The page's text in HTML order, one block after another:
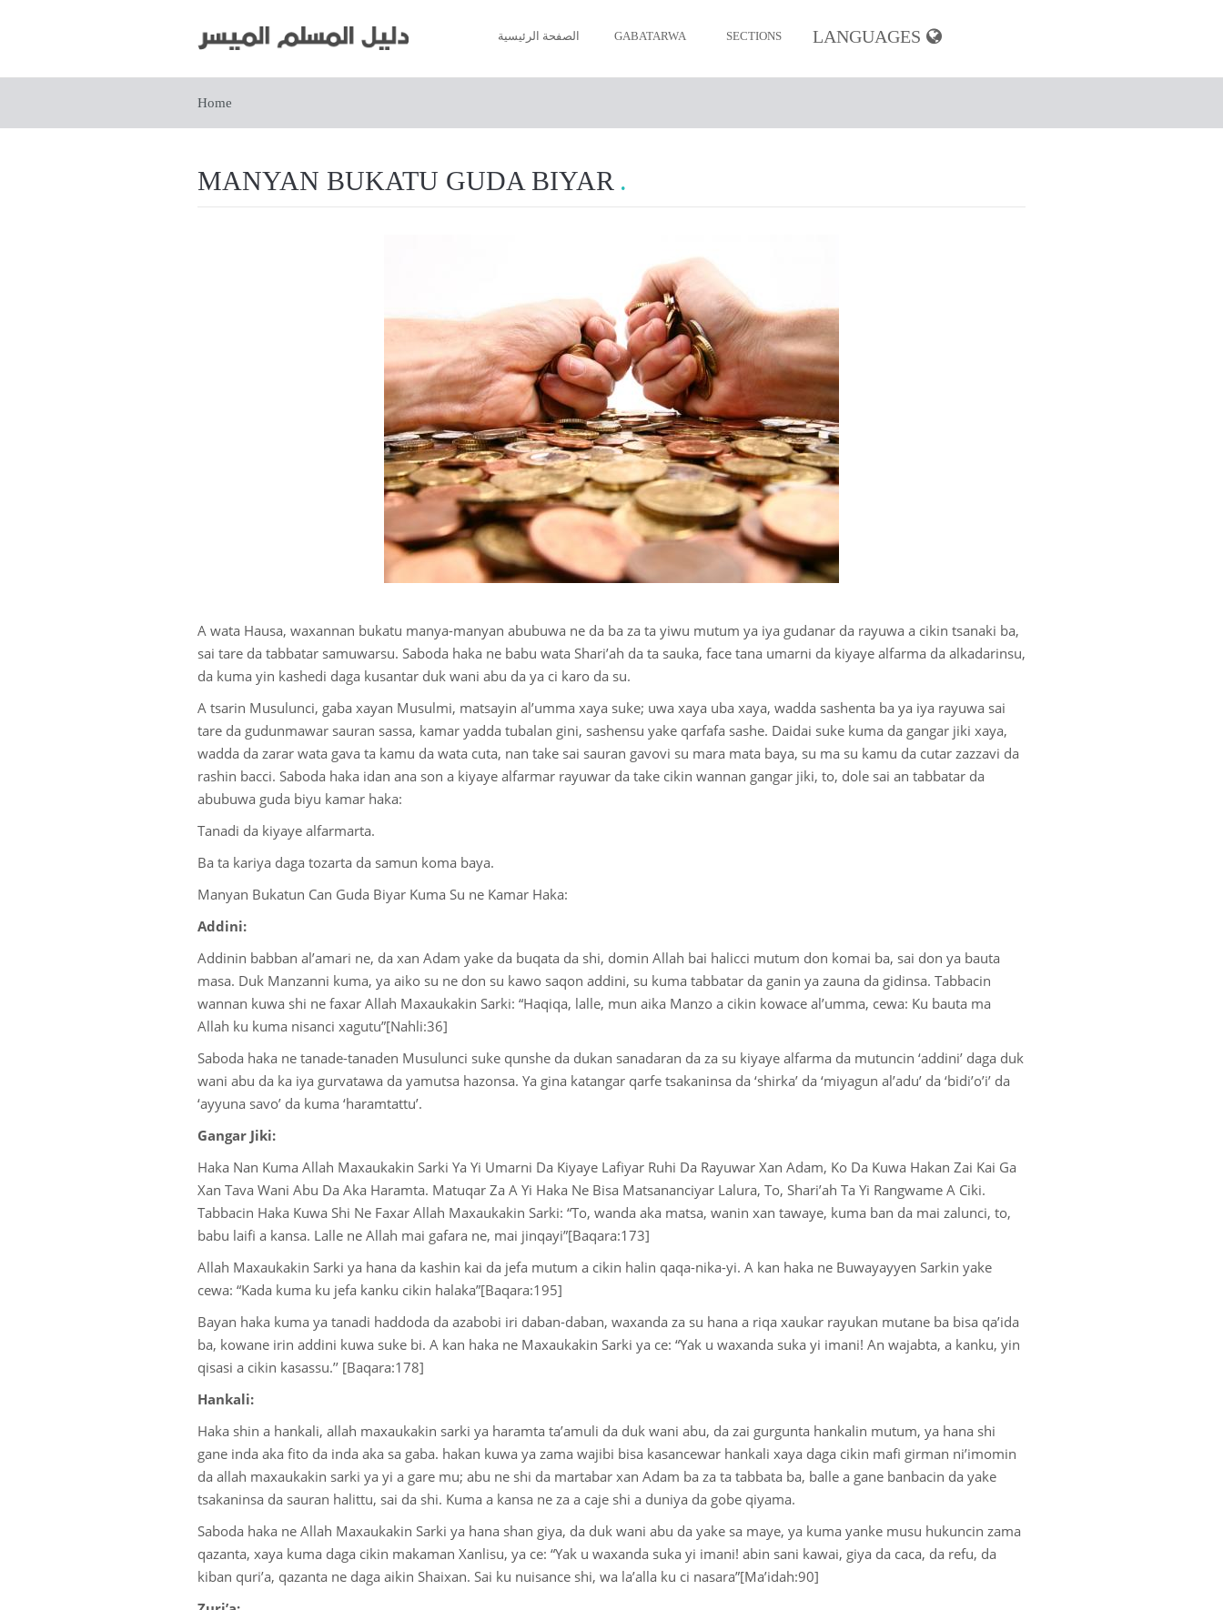
الصفحة الرئيسية GABATARWA SECTIONS
Hajji
Mutuwa da Janá’iza
Kyawawan Halayen Musulmi
Hulxoxin Kuxi
Abinci
Musulmin Gida
Addu’o’i da Zikirori
LANGUAGES
Home
MANYAN BUKATU GUDA BIYAR
A wata Hausa, waxannan bukatu manya-manyan abubuwa ne da ba za ta yiwu mutum ya iya gudanar da rayuwa a cikin tsanaki ba,
sai tare da tabbatar samuwarsu. Saboda haka ne babu wata Shari’ah da ta sauka, face tana umarni da kiyaye alfarma da alkadarinsu,
da kuma yin kashedi daga kusantar duk wani abu da ya ci karo da su.
A tsarin Musulunci, gaba xayan Musulmi, matsayin al’umma xaya suke; uwa xaya uba xaya, wadda sashenta ba ya iya rayuwa sai
tare da gudunmawar sauran sassa, kamar yadda tubalan gini, sashensu yake qarfafa sashe. Daidai suke kuma da gangar jiki xaya,
wadda da zarar wata gava ta kamu da wata cuta, nan take sai sauran gavovi su mara mata baya, su ma su kamu da cutar zazzavi da
rashin bacci. Saboda haka idan ana son a kiyaye alfarmar rayuwar da take cikin wannan gangar jiki, to, dole sai an tabbatar da
abubuwa guda biyu kamar haka:
Tanadi da kiyaye alfarmarta.
Ba ta kariya daga tozarta da samun koma baya.
Manyan Bukatun Can Guda Biyar Kuma Su ne Kamar Haka:
Addini:
Addinin babban al’amari ne, da xan Adam yake da buqata da shi, domin Allah bai halicci mutum don komai ba, sai don ya bauta
masa. Duk Manzanni kuma, ya aiko su ne don su kawo saqon addini, su kuma tabbatar da ganin ya zauna da gidinsa. Tabbacin
wannan kuwa shi ne faxar Allah Maxaukakin Sarki: “Haqiqa, lalle, mun aika Manzo a cikin kowace al’umma, cewa: Ku bauta ma
Allah ku kuma nisanci xagutu”[Nahli:36]
Saboda haka ne tanade-tanaden Musulunci suke qunshe da dukan sanadaran da za su kiyaye alfarma da mutuncin ‘addini’ daga duk
wani abu da ka iya gurvatawa da yamutsa hazonsa. Ya gina katangar qarfe tsakaninsa da ‘shirka’ da ‘miyagun al’adu’ da ‘bidi’o’i’ da
‘ayyuna savo’ da kuma ‘haramtattu’.
Gangar Jiki:
Haka Nan Kuma Allah Maxaukakin Sarki Ya Yi Umarni Da Kiyaye Lafiyar Ruhi Da Rayuwar Xan Adam, Ko Da Kuwa Hakan Zai Kai Ga
Xan Tava Wani Abu Da Aka Haramta. Matuqar Za A Yi Haka Ne Bisa Matsananciyar Lalura, To, Shari’ah Ta Yi Rangwame A Ciki.
Tabbacin Haka Kuwa Shi Ne Faxar Allah Maxaukakin Sarki: “To, wanda aka matsa, wanin xan tawaye, kuma ban da mai zalunci, to,
babu laifi a kansa. Lalle ne Allah mai gafara ne, mai jinqayi”[Baqara:173]
Allah Maxaukakin Sarki ya hana da kashin kai da jefa mutum a cikin halin qaqa-nika-yi. A kan haka ne Buwayayyen Sarkin yake
cewa: “Kada kuma ku jefa kanku cikin halaka”[Baqara:195]
Bayan haka kuma ya tanadi haddoda da azabobi iri daban-daban, waxanda za su hana a riqa xaukar rayukan mutane ba bisa qa’ida
ba, kowane irin addini kuwa suke bi. A kan haka ne Maxaukakin Sarki ya ce: “Yak u waxanda suka yi imani! An wajabta, a kanku, yin
qisasi a cikin kasassu.’’ [Baqara:178]
Hankali:
Haka shin a hankali, allah maxaukakin sarki ya haramta ta’amuli da duk wani abu, da zai gurgunta hankalin mutum, ya hana shi
gane inda aka fito da inda aka sa gaba. hakan kuwa ya zama wajibi bisa kasancewar hankali xaya daga cikin mafi girman ni’imomin
da allah maxaukakin sarki ya yi a gare mu; abu ne shi da martabar xan Adam ba za ta tabbata ba, balle a gane banbacin da yake
tsakaninsa da sauran halittu, sai da shi. Kuma a kansa ne za a caje shi a duniya da gobe qiyama.
Saboda haka ne Allah Maxaukakin Sarki ya hana shan giya, da duk wani abu da yake sa maye, ya kuma yanke musu hukuncin zama
qazanta, xaya kuma daga cikin makaman Xanlisu, ya ce: “Yak u waxanda suka yi imani! abin sani kawai, giya da caca, da refu, da
kiban quri’a, qazanta ne daga aikin Shaixan. Sai ku nuisance shi, wa la’alla ku ci nasara”[Ma’idah:90]